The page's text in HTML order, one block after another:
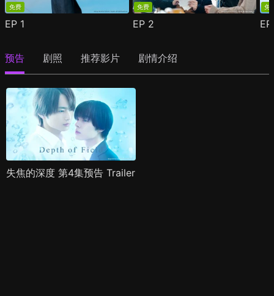
免费
EP 1
免费
EP 2
免
预告 剧照 推荐影片 剧情介绍
失焦的深度 第4集预告 Trailer